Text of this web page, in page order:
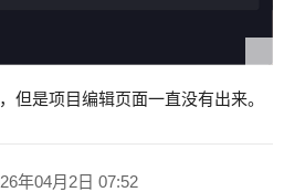
但是项目编辑页面一直没有出来。
年04月2日 07:52